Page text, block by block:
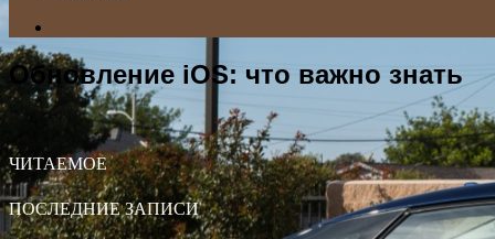
Обновление iOS: что важно знать
ЧИТАЕМОЕ
ПОСЛЕДНИЕ ЗАПИСИ